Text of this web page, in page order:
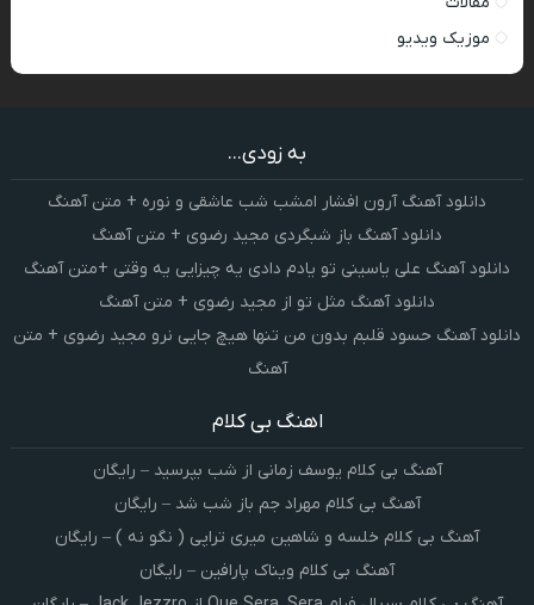
موزیک ویدیو
به زودی...
دانلود آهنگ آرون افشار امشب شب عاشقی و نوره + متن آهنگ
دانلود آهنگ باز شبگردی مجید رضوی + متن آهنگ
دانلود آهنگ علی یاسینی تو یادم دادی یه چیزایی یه وقتی +متن آهنگ
دانلود آهنگ مثل تو از مجید رضوی + متن آهنگ
دانلود آهنگ حسود قلبم بدون من تنها هیچ جایی نرو مجید رضوی + متن
آهنگ
اهنگ بی کلام
آهنگ بی کلام یوسف زمانی از شب بپرسید – رایگان
آهنگ بی کلام مهراد جم باز شب شد – رایگان
آهنگ بی کلام خلسه و شاهین میری تراپی ( نگو نه ) – رایگان
آهنگ بی کلام ویناک پارافین – رایگان